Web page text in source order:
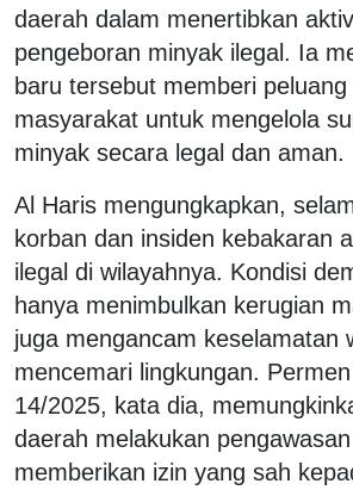
daerah dalam menertibkan
pengeboran minyak ilegal. Ia
baru tersebut memberi peluang
masyarakat untuk mengelola
minyak secara legal dan aman.
Al Haris mengungkapkan,
korban dan insiden kebakaran
ilegal di wilayahnya. Kondisi
hanya menimbulkan kerugian
juga mengancam keselamatan
mencemari lingkungan.
14/2025, kata dia,
daerah melakukan
memberikan izin yang sah